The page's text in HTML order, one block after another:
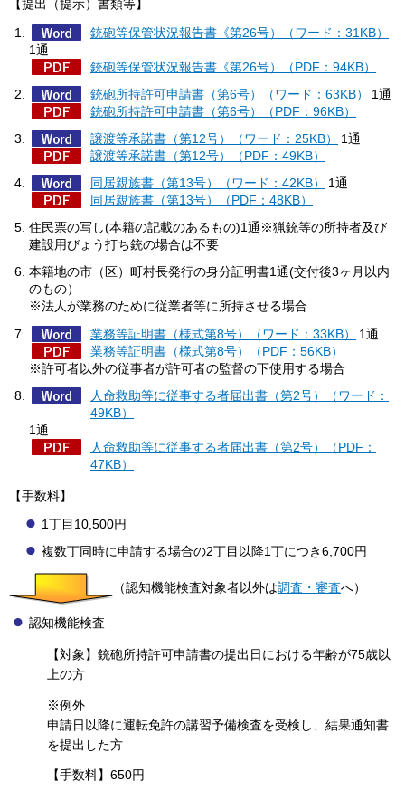
【提出（提示）書類等】
銃砲等保管状況報告書《第26号）（ワード：31KB）
1通
銃砲等保管状況報告書《第26号）（PDF：94KB）
銃砲所持許可申請書（第6号）（ワード：63KB）
1通
銃砲所持許可申請書（第6号）（PDF：96KB）
譲渡等承諾書（第12号）（ワード：25KB）
1通
譲渡等承諾書（第12号）（PDF：49KB）
同居親族書（第13号）（ワード：42KB）
1通
同居親族書（第13号）（PDF：48KB）
住民票の写し(本籍の記載のあるもの)1通※猟銃等の所持者及び
建設用びょう打ち銃の場合は不要
本籍地の市（区）町村長発行の身分証明書1通(交付後3ヶ月以内
のもの）
※法人が業務のために従業者等に所持させる場合
業務等証明書（様式第8号）（ワード：33KB）
1通
業務等証明書（様式第8号）（PDF：56KB）
※許可者以外の従事者が許可者の監督の下使用する場合
人命救助等に従事する者届出書（第2号）（ワード：
49KB）
1通
人命救助等に従事する者届出書（第2号）（PDF：
47KB）
【手数料】
1丁目10,500円
複数丁同時に申請する場合の2丁目以降1丁につき6,700円
（認知機能検査対象者以外は調査・審査へ）
認知機能検査
【対象】銃砲所持許可申請書の提出日における年齢が75歳以
上の方
※例外
申請日以降に運転免許の講習予備検査を受検し、結果通知書
を提出した方
【手数料】650円